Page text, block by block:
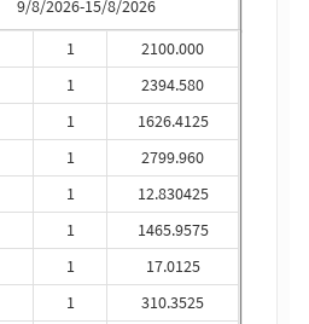
9/8/2026-15/8/2026
1
1
1
1
1
1
1
1
2100.000
2394.580
1626.4125
2799.960
12.830425
1465.9575
17.0125
310.3525